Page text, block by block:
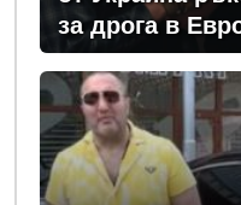
за дрога в